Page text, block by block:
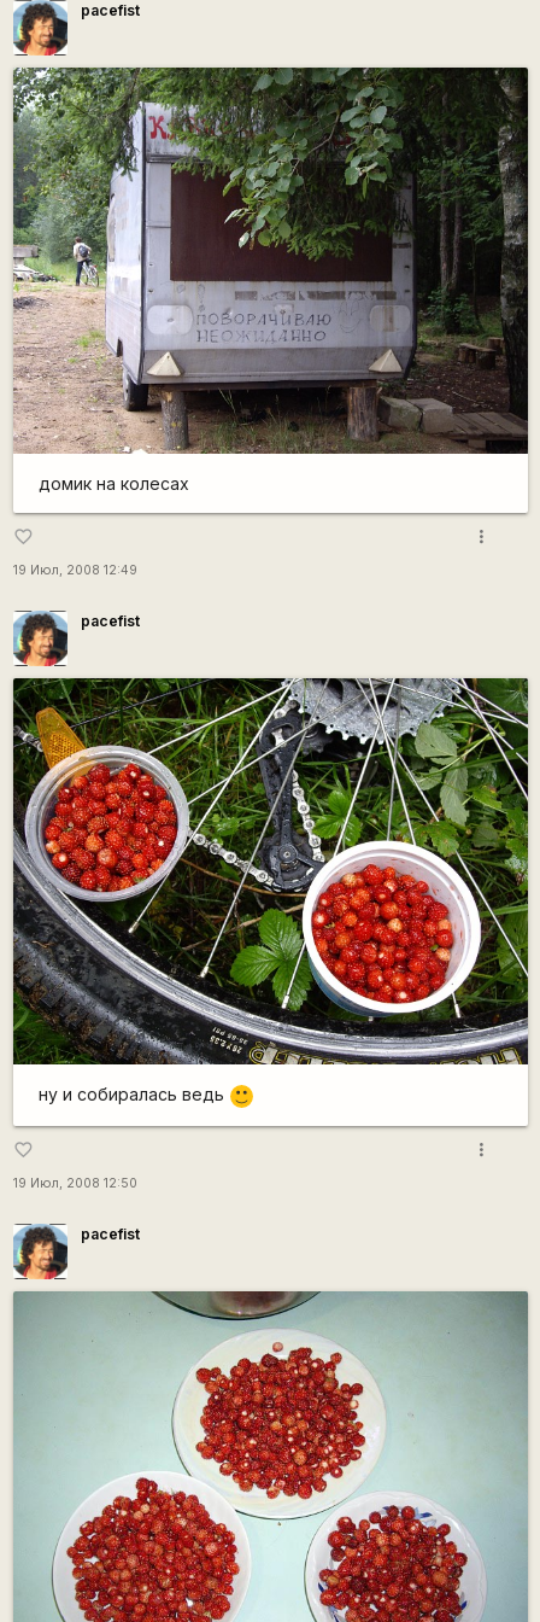
pacefist
домик на колесах
favorite_border
19 Июл, 2008 12:49
more_vert
pacefist
ну и собиралась ведь :)
favorite_border
19 Июл, 2008 12:50
more_vert
pacefist